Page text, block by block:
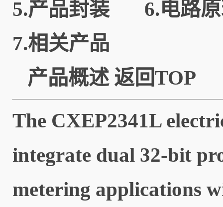
5.产品封装 6.电路
7.相关产品
产品概述 返回TOP
The CXEP2341L
integrate dual 32-bit
metering applications